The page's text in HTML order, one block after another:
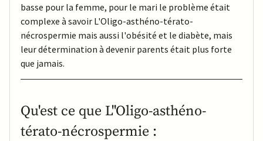
basse pour la femme, pour le mari le problème était
complexe à savoir L'Oligo-asthéno-térato-
nécrospermie mais aussi l'obésité et le diabète, mais
leur détermination à devenir parents était plus forte
que jamais.
Qu'est ce que L''Oligo-asthéno-
térato-nécrospermie :